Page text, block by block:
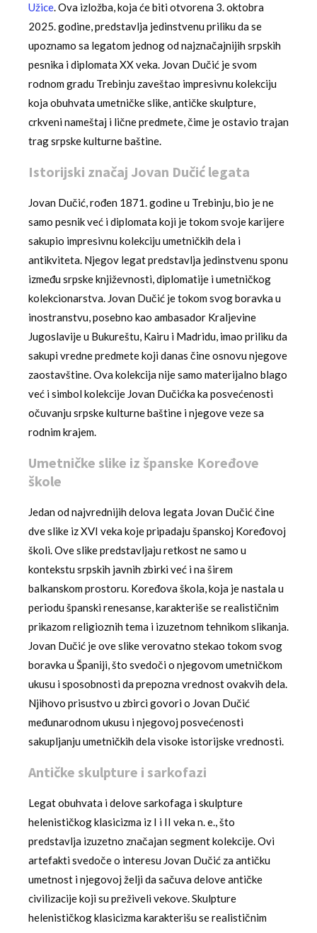
Užice. Ova izložba, koja će biti otvorena 3. oktobra
2025. godine, predstavlja jedinstvenu priliku da se
upoznamo sa legatom jednog od najznačajnijih srpskih
pesnika i diplomata XX veka. Jovan Dučić je svom
rodnom gradu Trebinju zaveštao impresivnu kolekciju
koja obuhvata umetničke slike, antičke skulpture,
crkveni nameštaj i lične predmete, čime je ostavio trajan
trag srpske kulturne baštine.
Istorijski značaj Jovan Dučić legata
Jovan Dučić, rođen 1871. godine u Trebinju, bio je ne
samo pesnik već i diplomata koji je tokom svoje karijere
sakupio impresivnu kolekciju umetničkih dela i
antikviteta. Njegov legat predstavlja jedinstvenu sponu
između srpske književnosti, diplomatije i umetničkog
kolekcionarstva. Jovan Dučić je tokom svog boravka u
inostranstvu, posebno kao ambasador Kraljevine
Jugoslavije u Bukureštu, Kairu i Madridu, imao priliku da
sakupi vredne predmete koji danas čine osnovu njegove
zaostavštine. Ova kolekcija nije samo materijalno blago
već i simbol kolekcije Jovan Dučićka ka posvećenosti
očuvanju srpske kulturne baštine i njegove veze sa
rodnim krajem.
Umetničke slike iz španske Koređove
škole
Jedan od najvrednijih delova legata Jovan Dučić čine
dve slike iz XVI veka koje pripadaju španskoj Koređovoj
školi. Ove slike predstavljaju retkost ne samo u
kontekstu srpskih javnih zbirki već i na širem
balkanskom prostoru. Koređova škola, koja je nastala u
periodu španski renesanse, karakteriše se realističnim
prikazom religioznih tema i izuzetnom tehnikom slikanja.
Jovan Dučić je ove slike verovatno stekao tokom svog
boravka u Španiji, što svedoči o njegovom umetničkom
ukusu i sposobnosti da prepozna vrednost ovakvih dela.
Njihovo prisustvo u zbirci govori o Jovan Dučić
međunarodnom ukusu i njegovoj posvećenosti
sakupljanju umetničkih dela visoke istorijske vrednosti.
Antičke skulpture i sarkofazi
Legat obuhvata i delove sarkofaga i skulpture
helenističkog klasicizma iz I i II veka n. e., što
predstavlja izuzetno značajan segment kolekcije. Ovi
artefakti svedoče o interesu Jovan Dučić za antičku
umetnost i njegovoj želji da sačuva delove antičke
civilizacije koji su preživeli vekove. Skulpture
helenističkog klasicizma karakterišu se realističnim